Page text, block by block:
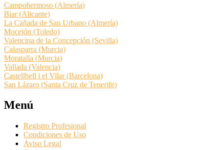
Campohermoso (Almería)
Biar (Alicante)
La Cañada de San Urbano (Almería)
Mocejón (Toledo)
Valencina de la Concepción (Sevilla)
Calasparra (Murcia)
Moratalla (Murcia)
Vallada (Valencia)
Castellbell i el Vilar (Barcelona)
San Lázaro (Santa Cruz de Tenerife)
Menú
Registro Profesional
Condiciones de Uso
Aviso Legal